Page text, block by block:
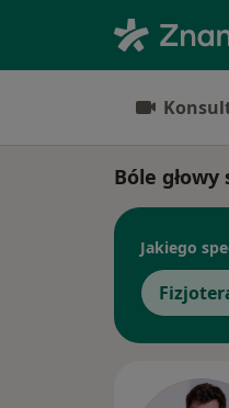
Bóle
Jakiego